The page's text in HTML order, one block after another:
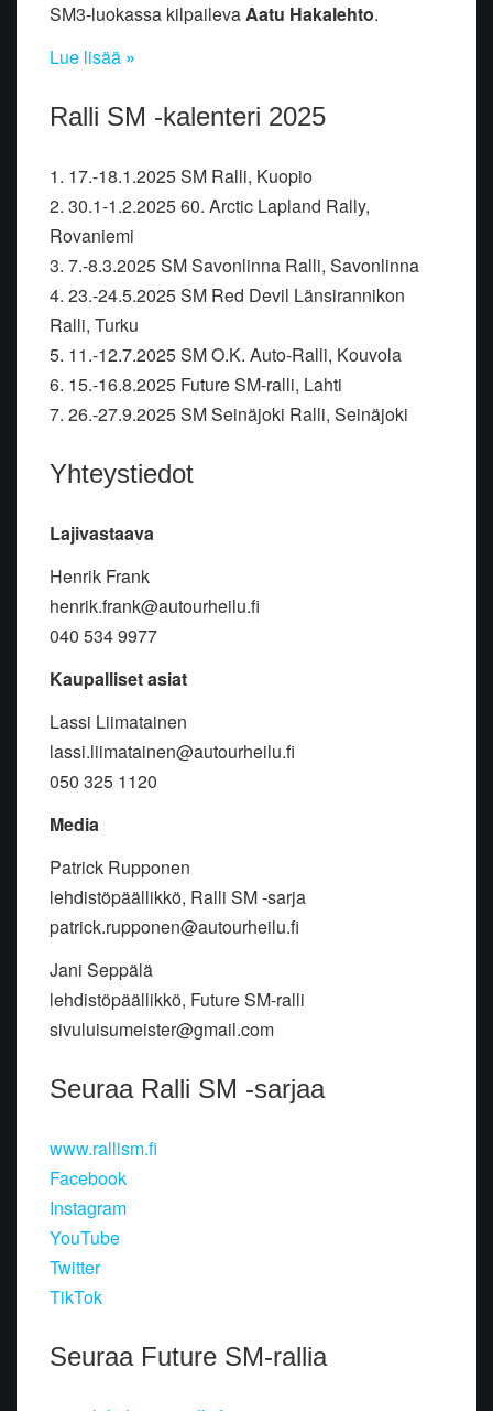
SM3-luokassa kilpailevaAatu Hakalehto.
Lue lisää »
Ralli SM -kalenteri 2025
1. 17.-18.1.2025 SM Ralli, Kuopio
2. 30.1-1.2.2025 60. Arctic Lapland Rally,
Rovaniemi
3. 7.-8.3.2025 SM Savonlinna Ralli, Savonlinna
4. 23.-24.5.2025 SM Red Devil Länsirannikon
Ralli, Turku
5. 11.-12.7.2025 SM O.K. Auto-Ralli, Kouvola
6. 15.-16.8.2025 Future SM-ralli, Lahti
7. 26.-27.9.2025 SM Seinäjoki Ralli, Seinäjoki
Yhteystiedot
Lajivastaava
Henrik Frank
henrik.frank@autourheilu.fi
040 534 9977
Kaupalliset asiat
Lassi Liimatainen
lassi.liimatainen@autourheilu.fi
050 325 1120
Media
Patrick Rupponen
lehdistöpäällikkö, Ralli SM -sarja
patrick.rupponen@autourheilu.fi
Jani Seppälä
lehdistöpäällikkö, Future SM-ralli
sivuluisumeister@gmail.com
Seuraa Ralli SM -sarjaa
www.rallism.fi
Facebook
Instagram
YouTube
Twitter
TikTok
Seuraa Future SM-rallia